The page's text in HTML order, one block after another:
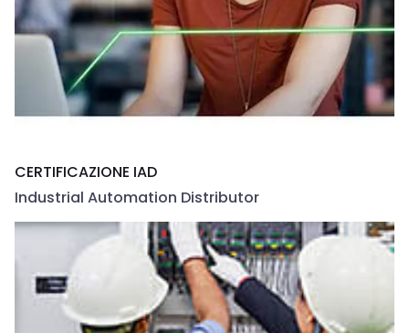
CERTIFICAZIONE IAD
Industrial Automation Distributor